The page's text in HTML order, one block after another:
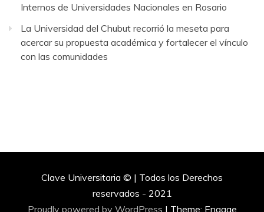
Internos de Universidades Nacionales en Rosario
La Universidad del Chubut recorrió la meseta para
acercar su propuesta académica y fortalecer el vínculo
con las comunidades
Clave Universitaria © | Todos los Derechos
reservados - 2021
Proudly powered by WordPress | Theme: Engage